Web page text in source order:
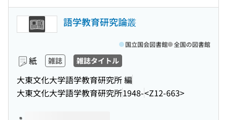
語学教育研究論叢
紙 雑誌 雑誌タイトル
大東文化大学語学教育研究所 編
大東文化大学語学教育研究所1948-<Z12-663>
国立国会図書館 全国の図書館
このタイトルの巻号